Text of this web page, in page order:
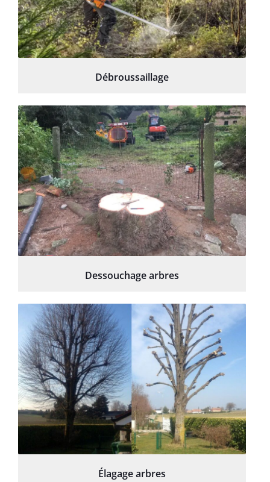
Débroussaillage
Dessouchage arbres
Élagage arbres